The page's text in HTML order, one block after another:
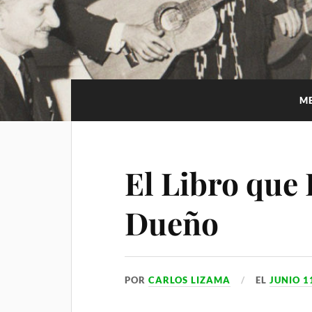
El Libro que
Dueño
PORCARLOS LIZAMA ELJUNIO
pa
m
m
p
a
r
i